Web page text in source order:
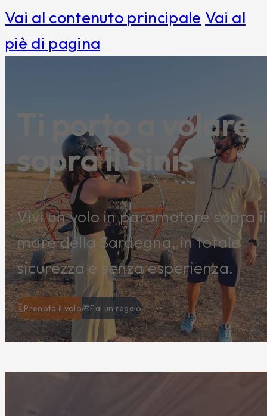
Vai al contenuto principale Vai al
piè di pagina
Ti porto a volare
sopra il Sinis
Vivi un volo in paramotore sopra il
mare della Sardegna, in totale
sicurezza e senza esperienza.
🗓️Prenota il volo🎁Fai un regalo